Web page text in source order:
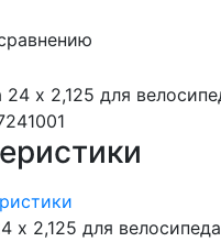
х 2,125 для велосипеда